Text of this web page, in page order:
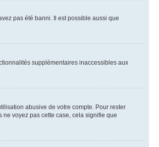
pas été banni. Il est possible aussi que
supplémentaires inaccessibles aux
abusive de votre compte. Pour rester
voyez pas cette case, cela signifie que